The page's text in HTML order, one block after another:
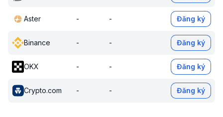
Aster - - Đăng ký
Binance - - Đăng ký
OKX - - Đăng ký
Crypto.com - - Đăng ký